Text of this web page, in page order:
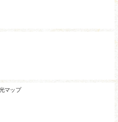
マップ